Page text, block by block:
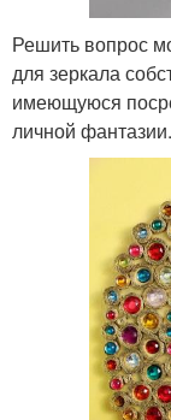
Решить вопрос
для зеркала
имеющуюся
личной фантазии.